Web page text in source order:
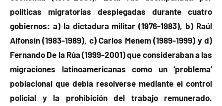
políticas migratorias desplegadas durante cuatro
gobiernos: a) la dictadura militar (1976-1983), b) Raúl
Alfonsín (1983-1989), c) Carlos Menem (1989-1999) y d)
Fernando De la Rúa (1999-2001) que consideraban a las
migraciones latinoamericanas como un ‘problema’
poblacional que debía resolverse mediante el control
policial y la prohibición del trabajo remunerado.